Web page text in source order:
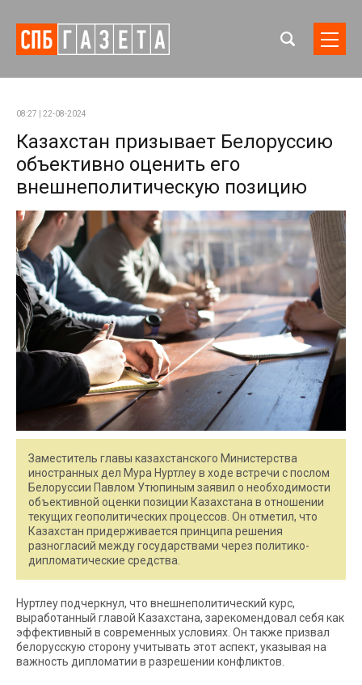
08:27 | 22-08-2024
Казахстан призывает Белоруссию
объективно оценить его
внешнеполитическую позицию
Заместитель главы казахстанского Министерства
иностранных дел Мура Нуртлеу в ходе встречи с послом
Белоруссии Павлом Утюпиным заявил о необходимости
объективной оценки позиции Казахстана в отношении
текущих геополитических процессов. Он отметил, что
Казахстан придерживается принципа решения
разногласий между государствами через политико-
дипломатические средства.
Нуртлеу подчеркнул, что внешнеполитический курс,
выработанный главой Казахстана, зарекомендовал себя как
эффективный в современных условиях. Он также призвал
белорусскую сторону учитывать этот аспект, указывая на
важность дипломатии в разрешении конфликтов.